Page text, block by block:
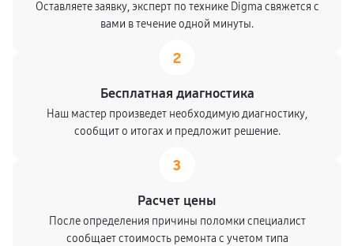
Оставляете заявку, эксперт по технике Digma свяжется с
вами в течение одной минуты.
2
Бесплатная диагностика
Наш мастер произведет необходимую диагностику,
сообщит о итогах и предложит решение.
3
Расчет цены
После определения причины поломки специалист
сообщает стоимость ремонта с учетом типа